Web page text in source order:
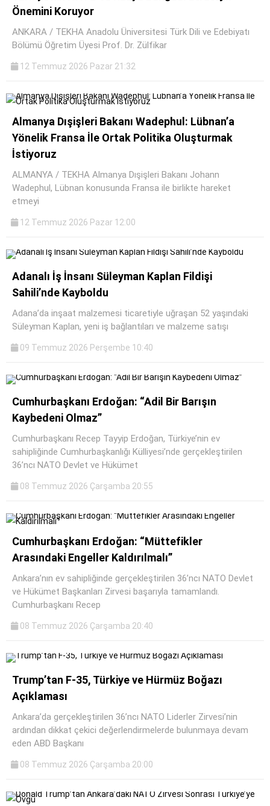
Önemini Koruyor
ANKARA / TEKHA Anadolu Üniversitesi Türk Dili ve Edebiyatı
Bölümü Öğretim Üyesi Prof. Dr. Zülfikar
12 Temmuz 2026 Pazar 21:32
Almanya Dışişleri Bakanı Wadephul: Lübnan’a
Yönelik Fransa İle Ortak Politika Oluşturmak
İstiyoruz
ALMANYA / TEKHA Almanya Dışişleri Bakanı Johann
Wadephul, Lübnan konusunda Fransa ile birlikte hareket
etmeyi
12 Temmuz 2026 Pazar 12:00
Adanalı İş İnsanı Süleyman Kaplan Fildişi
Sahili’nde Kayboldu
Adana’da inşaat malzemesi ticaretiyle uğraşan 52 yaşındaki
Süleyman Kaplan, yeni iş bağlantıları ve malzeme satışı
09 Temmuz 2026 Perşembe 10:40
Cumhurbaşkanı Erdoğan: “Adil Bir Barışın
Kaybedeni Olmaz”
Cumhurbaşkanı Recep Tayyip Erdoğan, Türkiye’nin ev
sahipliğinde Cumhurbaşkanlığı Külliyesi’nde gerçekleştirilen
36’ncı NATO Devlet ve Hükümet
08 Temmuz 2026 Çarşamba 20:55
Cumhurbaşkanı Erdoğan: “Müttefikler
Arasındaki Engeller Kaldırılmalı”
Ankara’nın ev sahipliğinde gerçekleştirilen 36’ncı NATO Devlet
ve Hükümet Başkanları Zirvesi başarıyla tamamlandı.
Cumhurbaşkanı Recep
08 Temmuz 2026 Çarşamba 20:40
Trump’tan F-35, Türkiye ve Hürmüz Boğazı
Açıklaması
Ankara’da gerçekleştirilen 36’ncı NATO Liderler Zirvesi’nin
ardından dikkat çekici değerlendirmelerde bulunmaya devam
eden ABD Başkanı
08 Temmuz 2026 Çarşamba 20:00